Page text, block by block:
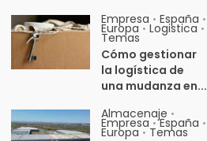
Empresa • España •
Europa • Logistica •
Temas
Cómo gestionar
la logística de
una mudanza en...
Almacenaje •
Empresa • España •
Europa • Temas